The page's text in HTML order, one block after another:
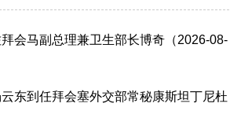
会马副总理兼卫生部长博奇（2026-08-
东到任拜会塞外交部常秘康斯坦丁尼杜